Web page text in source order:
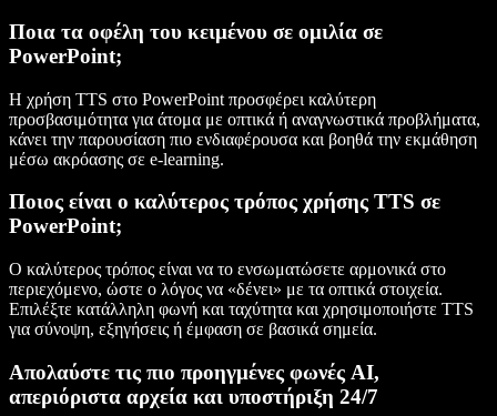
Ποια τα οφέλη του κειμένου σε ομιλία σε
PowerPoint;
Η χρήση TTS στο PowerPoint προσφέρει καλύτερη
προσβασιμότητα για άτομα με οπτικά ή αναγνωστικά προβλήματα,
κάνει την παρουσίαση πιο ενδιαφέρουσα και βοηθά την εκμάθηση
μέσω ακρόασης σε e-learning.
Ποιος είναι ο καλύτερος τρόπος χρήσης TTS σε
PowerPoint;
Ο καλύτερος τρόπος είναι να το ενσωματώσετε αρμονικά στο
περιεχόμενο, ώστε ο λόγος να «δένει» με τα οπτικά στοιχεία.
Επιλέξτε κατάλληλη φωνή και ταχύτητα και χρησιμοποιήστε TTS
για σύνοψη, εξηγήσεις ή έμφαση σε βασικά σημεία.
Απολαύστε τις πιο προηγμένες φωνές AI,
απεριόριστα αρχεία και υποστήριξη 24/7